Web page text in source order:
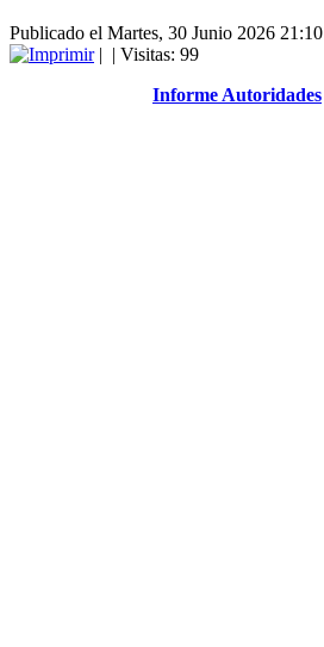
Publicado el Martes, 30 Junio 2026 21:10
| | Visitas: 99
Informe Autoridades